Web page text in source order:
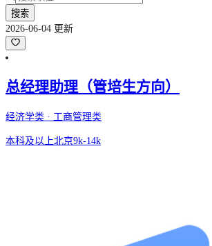
搜索
2026-06-04 更新
总经理助理（管培生方向）
经济学类 · 工商管理类
本科及以上北京9k-14k